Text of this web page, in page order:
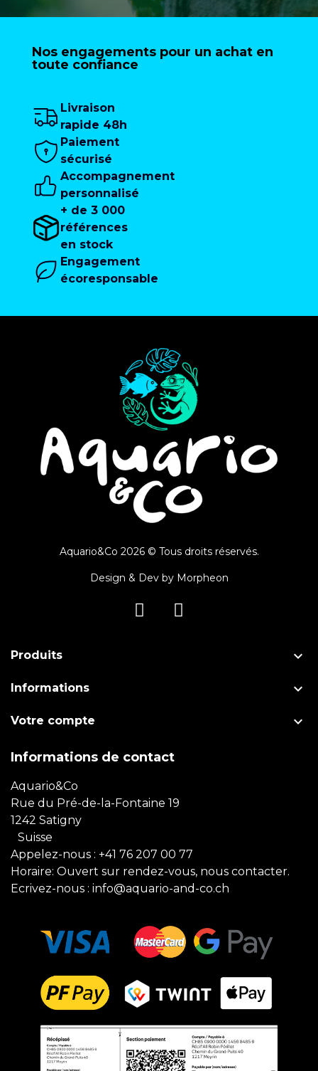
Nos engagements pour un achat en
toute confiance
Livraison
rapide 48h
Paiement
sécurisé
Accompagnement
personnalisé
+ de 3 000
références
en stock
Engagement
écoresponsable
Aquario&Co 2026 © Tous droits réservés.
Design & Dev by Morpheon
Produits 
Informations 
Votre compte 
Informations de contact
Aquario&Co
Rue du Pré-de-la-Fontaine 19
1242 Satigny
Suisse
Appelez-nous : +41 76 207 00 77
Horaire: Ouvert sur rendez-vous, nous contacter.
Ecrivez-nous : info@aquario-and-co.ch